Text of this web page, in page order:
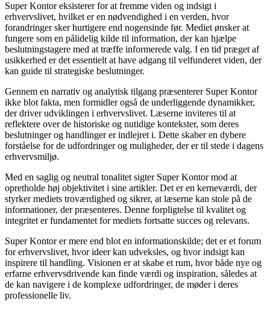
Super Kontor eksisterer for at fremme viden og indsigt i
erhvervslivet, hvilket er en nødvendighed i en verden, hvor
forandringer sker hurtigere end nogensinde før. Mediet ønsker at
fungere som en pålidelig kilde til information, der kan hjælpe
beslutningstagere med at træffe informerede valg. I en tid præget af
usikkerhed er det essentielt at have adgang til velfunderet viden, der
kan guide til strategiske beslutninger.
Gennem en narrativ og analytisk tilgang præsenterer Super Kontor
ikke blot fakta, men formidler også de underliggende dynamikker,
der driver udviklingen i erhvervslivet. Læserne inviteres til at
reflektere over de historiske og nutidige kontekster, som deres
beslutninger og handlinger er indlejret i. Dette skaber en dybere
forståelse for de udfordringer og muligheder, der er til stede i dagens
erhvervsmiljø.
Med en saglig og neutral tonalitet sigter Super Kontor mod at
opretholde høj objektivitet i sine artikler. Det er en kerneværdi, der
styrker mediets troværdighed og sikrer, at læserne kan stole på de
informationer, der præsenteres. Denne forpligtelse til kvalitet og
integritet er fundamentet for mediets fortsatte succes og relevans.
Super Kontor er mere end blot en informationskilde; det er et forum
for erhvervslivet, hvor ideer kan udveksles, og hvor indsigt kan
inspirere til handling. Visionen er at skabe et rum, hvor både nye og
erfarne erhvervsdrivende kan finde værdi og inspiration, således at
de kan navigere i de komplexe udfordringer, de møder i deres
professionelle liv.